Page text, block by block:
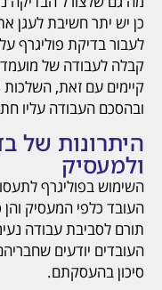
כן יש יתר חשיבת לעגן
לעבור בדיקת פוליגרף
קבלה לעבודה של
קיימים עם זאת, השלכות
ובהסכם העבודה עליו
היתרונות של
ולמעסיק
השימוש בפוליגרף
העובד כלפי המעסיק והן
תורם לסביבת עבודה
העובדים יודעים
סיכון בהעסקתם.